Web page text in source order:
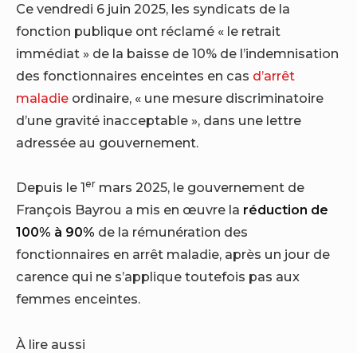
Ce vendredi 6 juin 2025, les syndicats de la
fonction publique ont réclamé « le retrait
immédiat » de la baisse de 10% de l’indemnisation
des fonctionnaires enceintes en cas d’arrêt
maladie ordinaire, « une mesure discriminatoire
d’une gravité inacceptable », dans une lettre
adressée au gouvernement.
Depuis le 1er mars 2025, le gouvernement de
François Bayrou a mis en œuvre la réduction de
100% à 90% de la rémunération des
fonctionnaires en arrêt maladie, après un jour de
carence qui ne s’applique toutefois pas aux
femmes enceintes.
À lire aussi